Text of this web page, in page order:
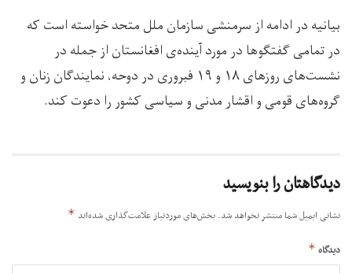
بیانیه در ادامه از سرمنشی سازمان ملل متحد خواسته است که
در تمامی گفتگوها در مورد آینده‌ی افغانستان از جمله در
نشست‌های روزهای ۱۸ و ۱۹‌ فبروری در دوحه، نمایندگان زنان و
گروه‌های قومی و اقشار مدنی و سیاسی کشور را دعوت کند.
دیدگاهتان را بنویسید
نشانی ایمیل شما منتشر نخواهد شد. بخش‌های موردنیاز علامت‌گذاری شده‌اند *
دیدگاه *